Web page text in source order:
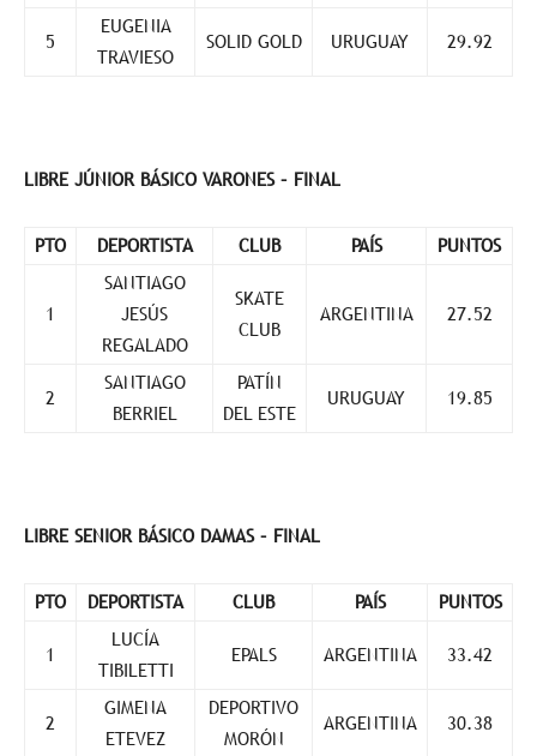
5
EUGENIA
TRAVIESO
SOLID GOLD URUGUAY 29.92
LIBRE JÚNIOR BÁSICO VARONES – FINAL
PTO DEPORTISTA CLUB PAÍS PUNTOS
1
SANTIAGO
JESÚS
REGALADO
SKATE
CLUB
ARGENTINA 27.52
2
SANTIAGO
BERRIEL
PATÍN
DEL ESTE
URUGUAY 19.85
LIBRE SENIOR BÁSICO DAMAS – FINAL
PTO DEPORTISTA CLUB PAÍS PUNTOS
1
LUCÍA
TIBILETTI
EPALS ARGENTINA 33.42
2
GIMENA
ETEVEZ
DEPORTIVO
MORÓN
ARGENTINA 30.38